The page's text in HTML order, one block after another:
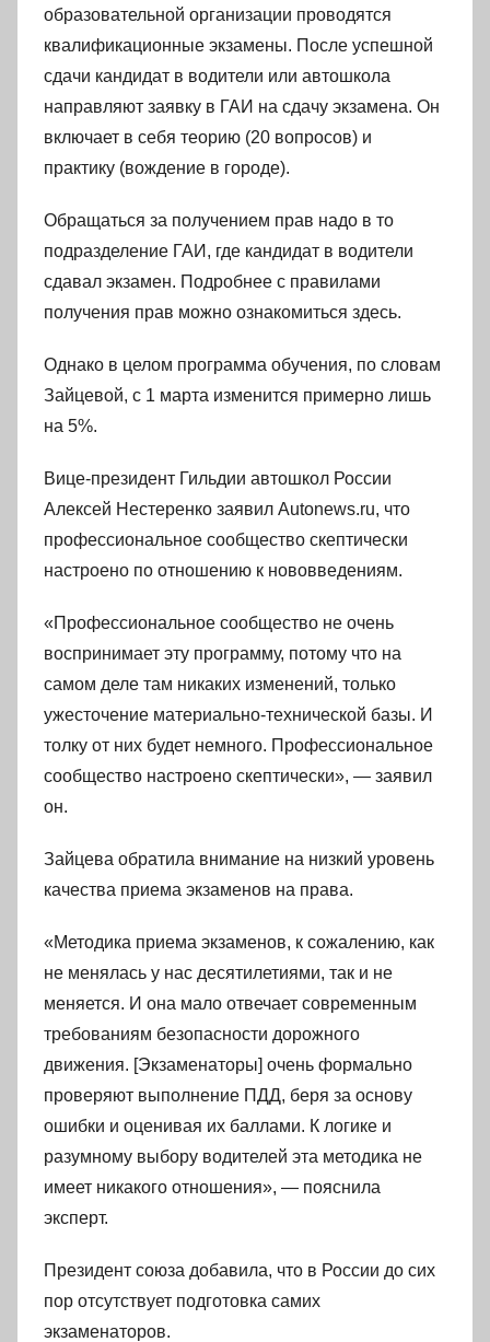
образовательной организации проводятся
квалификационные экзамены. После успешной
сдачи кандидат в водители или автошкола
направляют заявку в ГАИ на сдачу экзамена. Он
включает в себя теорию (20 вопросов) и
практику (вождение в городе).
Обращаться за получением прав надо в то
подразделение ГАИ, где кандидат в водители
сдавал экзамен. Подробнее с правилами
получения прав можно ознакомиться здесь.
Однако в целом программа обучения, по словам
Зайцевой, с 1 марта изменится примерно лишь
на 5%.
Вице-президент Гильдии автошкол России
Алексей Нестеренко заявил Autonews.ru, что
профессиональное сообщество скептически
настроено по отношению к нововведениям.
«Профессиональное сообщество не очень
воспринимает эту программу, потому что на
самом деле там никаких изменений, только
ужесточение материально-технической базы. И
толку от них будет немного. Профессиональное
сообщество настроено скептически», — заявил
он.
Зайцева обратила внимание на низкий уровень
качества приема экзаменов на права.
«Методика приема экзаменов, к сожалению, как
не менялась у нас десятилетиями, так и не
меняется. И она мало отвечает современным
требованиям безопасности дорожного
движения. [Экзаменаторы] очень формально
проверяют выполнение ПДД, беря за основу
ошибки и оценивая их баллами. К логике и
разумному выбору водителей эта методика не
имеет никакого отношения», — пояснила
эксперт.
Президент союза добавила, что в России до сих
пор отсутствует подготовка самих
экзаменаторов.